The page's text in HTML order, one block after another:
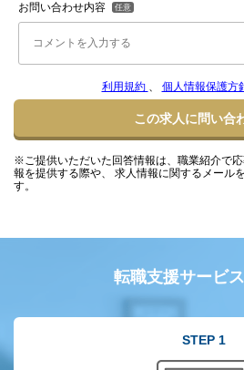
お問い合わせ内容
利用規約 、 個人情報保護方
この求人に問い合
※ご提供いただいた回答情報は、職業紹介で
報を提供する際や、 求人情報に関するメール
す。
転職支援サービ
STEP 1